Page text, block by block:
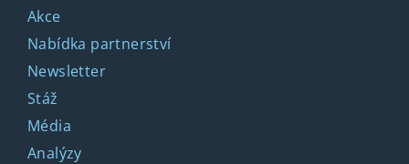
Akce
Nabídka partnerství
Newsletter
Stáž
Média
Analýzy